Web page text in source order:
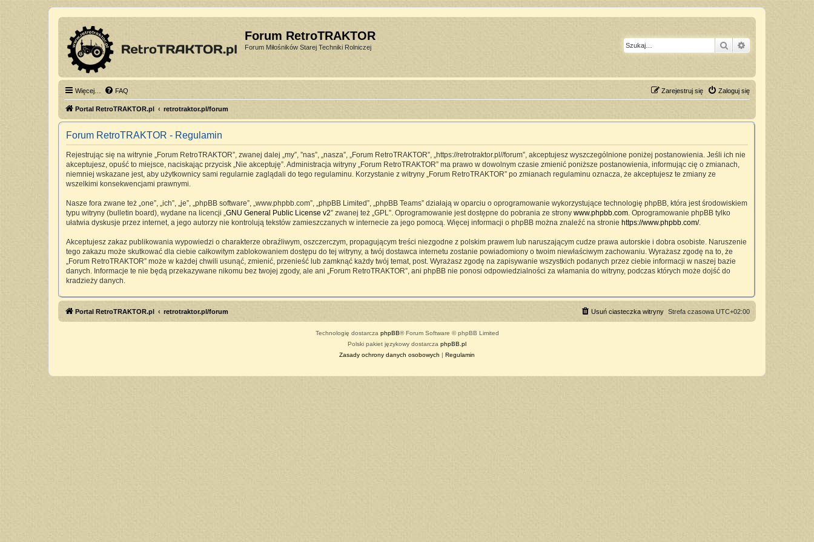
Forum RetroTRAKTOR
Forum Miłośników Starej Techniki Rolniczej Szukaj
Więcej… FAQ Zaloguj się
Zarejestruj się
Portal RetroTRAKTOR.pl retrotraktor.pl/forum
Forum RetroTRAKTOR - Regulamin
Rejestrując się na witrynie „Forum RetroTRAKTOR”, zwanej dalej „my”, ”nas”, „nasza”, „Forum RetroTRAKTOR”, „https://retrotraktor.pl//forum”, akceptujesz wyszczególnione poniżej postanowienia. Jeśli ich nie
akceptujesz, opuść to miejsce, naciskając przycisk „Nie akceptuję”. Administracja witryny „Forum RetroTRAKTOR” ma prawo w dowolnym czasie zmienić poniższe postanowienia, informując cię o zmianach,
niemniej wskazane jest, aby użytkownicy sami regularnie zaglądali do tego regulaminu. Korzystanie z witryny „Forum RetroTRAKTOR” po zmianach regulaminu oznacza, że akceptujesz te zmiany ze
wszelkimi konsekwencjami prawnymi.
Nasze fora zwane też „one”, „ich”, „je”, „phpBB software”, „www.phpbb.com”, „phpBB Limited”, „phpBB Teams” działają w oparciu o oprogramowanie wykorzystujące technologię phpBB, która jest środowiskiem
typu witryny (bulletin board), wydane na licencji „GNU General Public License v2” zwanej też „GPL”. Oprogramowanie jest dostępne do pobrania ze strony www.phpbb.com. Oprogramowanie phpBB tylko
ułatwia dyskusje przez internet, a jego autorzy nie kontrolują tekstów zamieszczanych w internecie za jego pomocą. Więcej informacji o phpBB można znaleźć na stronie https://www.phpbb.com/.
Akceptujesz zakaz publikowania wypowiedzi o charakterze obraźliwym, oszczerczym, propagującym treści niezgodne z polskim prawem lub naruszającym cudze prawa autorskie i dobra osobiste. Naruszenie
tego zakazu może skutkować dla ciebie całkowitym zablokowaniem dostępu do tej witryny, a twój dostawca internetu zostanie powiadomiony o twoim niewłaściwym zachowaniu. Wyrażasz zgodę na to, że
„Forum RetroTRAKTOR” może w każdej chwili usunąć, zmienić, przenieść lub zamknąć każdy twój temat, post. Wyrażasz zgodę na zapisywanie wszystkich podanych przez ciebie informacji w naszej bazie
danych. Informacje te nie będą przekazywane nikomu bez twojej zgody, ale ani „Forum RetroTRAKTOR”, ani phpBB nie ponosi odpowiedzialności za włamania do witryny, podczas których może dojść do
kradzieży danych.
Portal RetroTRAKTOR.pl retrotraktor.pl/forum Strefa czasowa UTC+02:00
Usuń ciasteczka witryny
Technologię dostarcza phpBB® Forum Software © phpBB Limited
Polski pakiet językowy dostarcza phpBB.pl
Zasady ochrony danych osobowych | Regulamin